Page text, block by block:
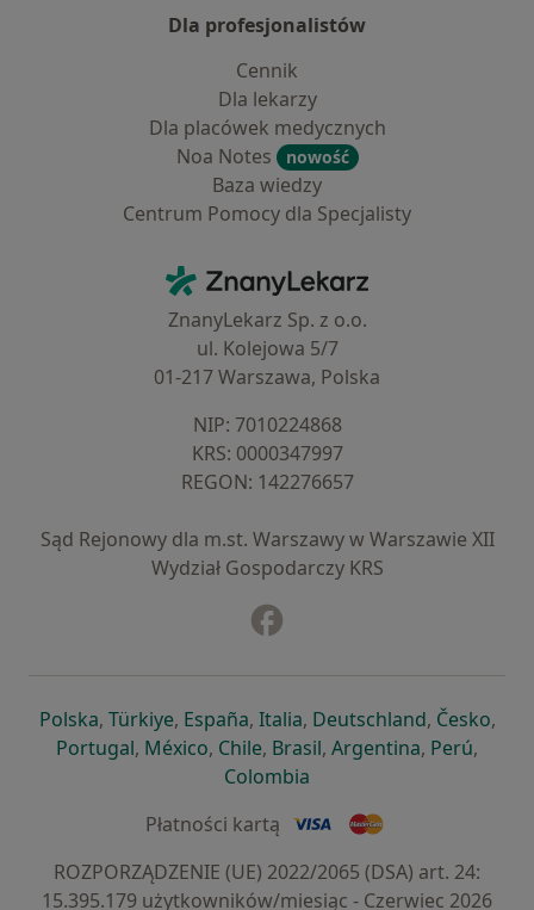
Dla profesjonalistów
Cennik
Dla lekarzy
Dla placówek medycznych
Noa Notes
nowość
Baza wiedzy
Centrum Pomocy dla Specjalisty
ZnanyLekarz - Strona główna
ZnanyLekarz Sp. z o.o.
ul. Kolejowa 5/7
01-217 Warszawa, Polska
NIP: ⁠7010224868
KRS: ⁠0000347997
REGON: ⁠142276657
Sąd Rejonowy dla m.st. Warszawy w Warszawie XII
Wydział Gospodarczy KRS
Polskaotwiera się w nowej karcie
, Türkiyeotwiera się w nowej karcie
, Españaotwiera się w nowej karcie
, Italiaotwiera się w nowej
, Deutschlandotwiera się
, Česko,
Portugalotwiera się w nowej karcie
, Méxicootwiera się w nowej karcie
, Chileotwiera się w nowej karcie
, Brasilotwiera się w nowej
, Argentinaotwiera się
, Perú,
Colombia
Płatności kartą
ROZPORZĄDZENIE (UE) 2022/2065 (DSA) art. 24:
15.395.179 użytkowników/miesiąc - Czerwiec 2026